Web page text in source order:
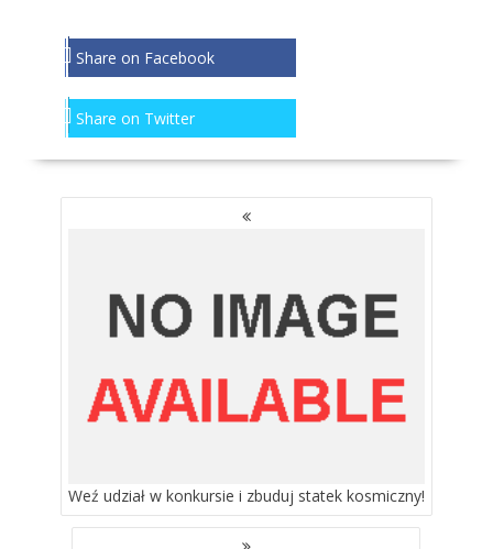
Share on Facebook
Share on Twitter
NAWIGACJA
Weź udział w konkursie i zbuduj statek kosmiczny!